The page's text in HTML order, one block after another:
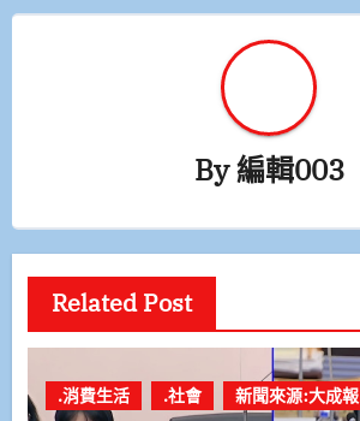
By編輯003
Related Post
.消費生活 .社會 新聞來源:大成報